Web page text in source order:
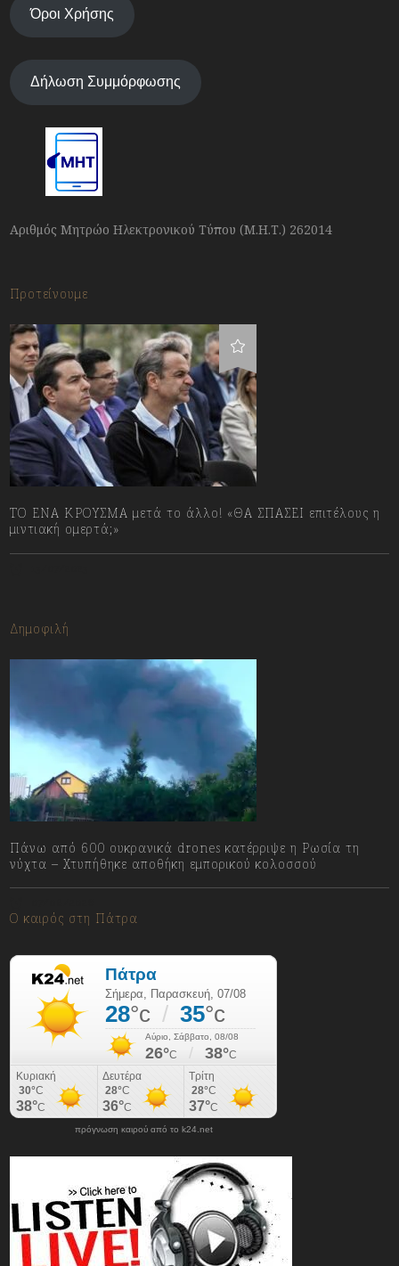
Όροι Χρήσης
Δήλωση Συμμόρφωσης
Αριθμός Μητρώο Ηλεκτρονικού Τύπου (Μ.Η.Τ.) 262014
Προτείνουμε
ΤΟ ΕΝΑ ΚΡΟΥΣΜΑ μετά το άλλο! «ΘΑ ΣΠΑΣΕΙ επιτέλους η
μιντιακή ομερτά;»
Δημοφιλή
Πάνω από 600 ουκρανικά drones κατέρριψε η Ρωσία τη
νύχτα – Χτυπήθηκε αποθήκη εμπορικού κολοσσού
Ο καιρός στη Πάτρα
πρόγνωση καιρού από το k24.net